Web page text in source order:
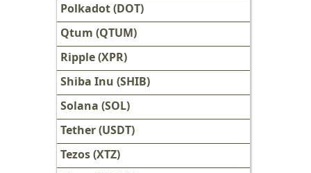
Polkadot (DOT)
Qtum (QTUM)
Ripple (XPR)
Shiba Inu (SHIB)
Solana (SOL)
Tether (USDT)
Tezos (XTZ)